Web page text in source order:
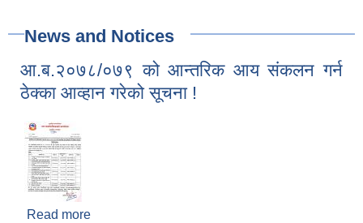
News and Notices
आ.ब.२०७८/०७९ को आन्तरिक आय संकलन गर्न
ठेक्का आव्हान गरेको सूचना !
Read more